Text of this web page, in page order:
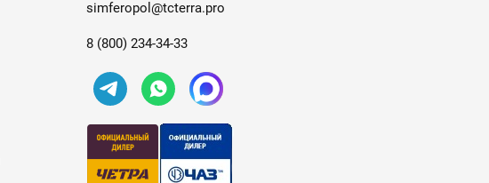
simferopol@tcterra.pro
8 (800) 234-34-33